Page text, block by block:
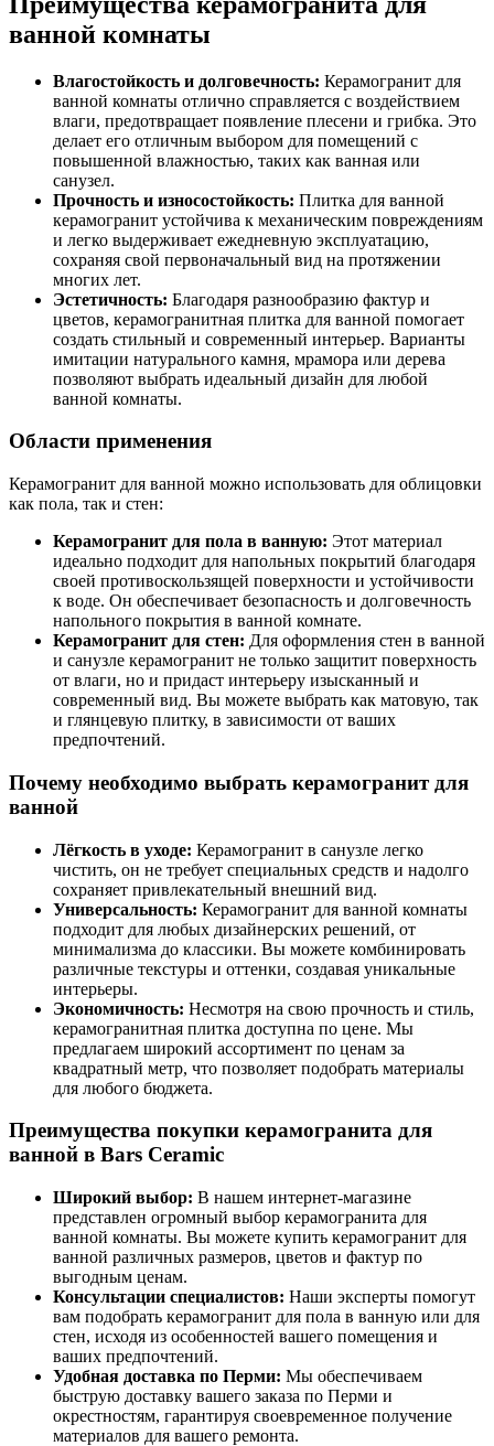
ванной комнаты
Влагостойкость и долговечность: Керамогранит для
ванной комнаты отлично справляется с воздействием
влаги, предотвращает появление плесени и грибка. Это
делает его отличным выбором для помещений с
повышенной влажностью, таких как ванная или
санузел.
Прочность и износостойкость: Плитка для ванной
керамогранит устойчива к механическим повреждениям
и легко выдерживает ежедневную эксплуатацию,
сохраняя свой первоначальный вид на протяжении
многих лет.
Эстетичность: Благодаря разнообразию фактур и
цветов, керамогранитная плитка для ванной помогает
создать стильный и современный интерьер. Варианты
имитации натурального камня, мрамора или дерева
позволяют выбрать идеальный дизайн для любой
ванной комнаты.
Области применения
Керамогранит для ванной можно использовать для облицовки
как пола, так и стен:
Керамогранит для пола в ванную: Этот материал
идеально подходит для напольных покрытий благодаря
своей противоскользящей поверхности и устойчивости
к воде. Он обеспечивает безопасность и долговечность
напольного покрытия в ванной комнате.
Керамогранит для стен: Для оформления стен в ванной
и санузле керамогранит не только защитит поверхность
от влаги, но и придаст интерьеру изысканный и
современный вид. Вы можете выбрать как матовую, так
и глянцевую плитку, в зависимости от ваших
предпочтений.
Почему необходимо выбрать керамогранит для
ванной
Лёгкость в уходе: Керамогранит в санузле легко
чистить, он не требует специальных средств и надолго
сохраняет привлекательный внешний вид.
Универсальность: Керамогранит для ванной комнаты
подходит для любых дизайнерских решений, от
минимализма до классики. Вы можете комбинировать
различные текстуры и оттенки, создавая уникальные
интерьеры.
Экономичность: Несмотря на свою прочность и стиль,
керамогранитная плитка доступна по цене. Мы
предлагаем широкий ассортимент по ценам за
квадратный метр, что позволяет подобрать материалы
для любого бюджета.
Преимущества покупки керамогранита для
ванной в Bars Ceramic
Широкий выбор: В нашем интернет-магазине
представлен огромный выбор керамогранита для
ванной комнаты. Вы можете купить керамогранит для
ванной различных размеров, цветов и фактур по
выгодным ценам.
Консультации специалистов: Наши эксперты помогут
вам подобрать керамогранит для пола в ванную или для
стен, исходя из особенностей вашего помещения и
ваших предпочтений.
Удобная доставка по Перми: Мы обеспечиваем
быструю доставку вашего заказа по Перми и
окрестностям, гарантируя своевременное получение
материалов для вашего ремонта.